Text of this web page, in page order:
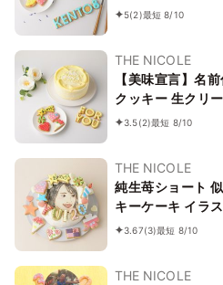
ケーキ（青） ク
5(2)最短 8/10
THE NICOLE
【美味宣言】名
クッキー 生クリ
ケーキ（黄） ク
3.5(2)最短 8/10
THE NICOLE
純生苺ショート
キーケーキ イラ
に最適
3.67(3)最短 8/10
THE NICOLE